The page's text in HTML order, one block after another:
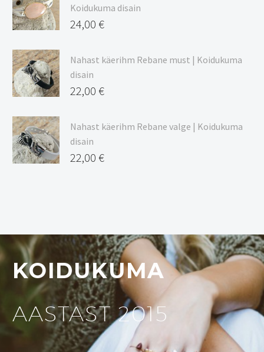
Koidukuma disain
24,00 €
Nahast käerihm Rebane must | Koidukuma
disain
22,00 €
Nahast käerihm Rebane valge | Koidukuma
disain
22,00 €
KOIDUKUMA
AASTAST 2015